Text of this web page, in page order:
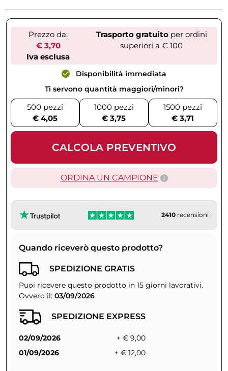
Prezzo da:
€ 3,70
Iva esclusa
Trasporto gratuitoper ordini
superiori a € 100
Disponibilità immediata
Ti servono quantità maggiori/minori?
500 pezzi
€ 4,05
1000 pezzi
€ 3,75
1500 pezzi
€ 3,71
CALCOLA PREVENTIVO
ORDINA UN CAMPIONE
2410 recensioni
Quando riceverò questo prodotto?
SPEDIZIONE GRATIS
Puoi ricevere questo prodotto in 15 giorni lavorativi.
Ovvero il: 03/09/2026
SPEDIZIONE EXPRESS
02/09/2026
+ € 9,00
01/09/2026
+ € 12,00